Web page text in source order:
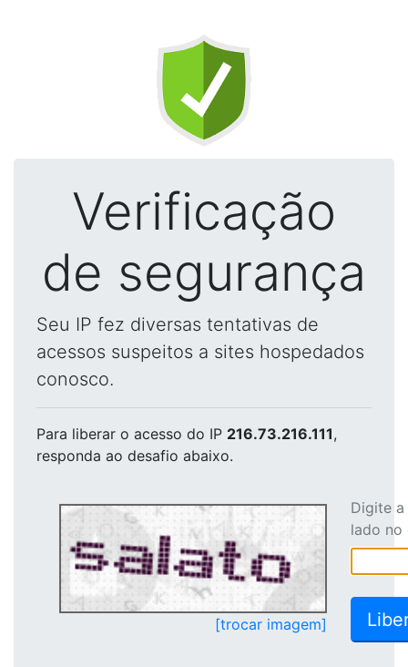
Verificação
de segurança
Seu IP fez diversas tentativas de
acessos suspeitos a sites hospedados
conosco.
Para liberar o acesso do IP 216.73.216.111,
responda ao desafio abaixo.
[trocar imagem]
Digite
lado no